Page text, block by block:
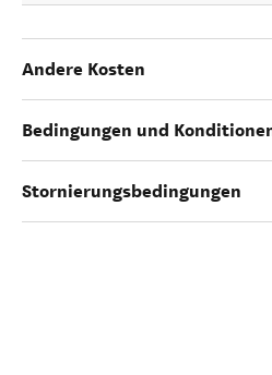
Andere Kosten
Bedingungen und
Stornierungsbedingungen